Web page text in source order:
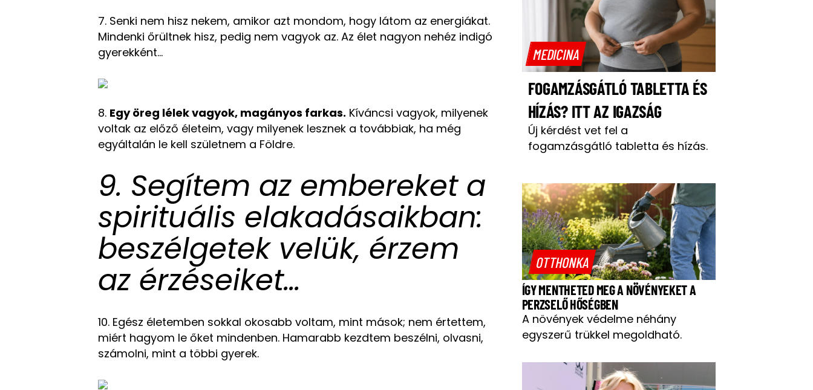
7. Senki nem hisz nekem, amikor azt mondom, hogy látom az energiákat.
Mindenki őrültnek hisz, pedig nem vagyok az. Az élet nagyon nehéz indigó
gyerekként…
8. Egy öreg lélek vagyok, magányos farkas. Kíváncsi vagyok, milyenek
voltak az előző életeim, vagy milyenek lesznek a továbbiak, ha még
egyáltalán le kell születnem a Földre.
9. Segítem az embereket a
spirituális elakadásaikban:
beszélgetek velük, érzem
az érzéseiket…
10. Egész életemben sokkal okosabb voltam, mint mások; nem értettem,
miért hagyom le őket mindenben. Hamarabb kezdtem beszélni, olvasni,
számolni, mint a többi gyerek.
MEDICINA
FOGAMZÁSGÁTLÓ TABLETTA ÉS
HÍZÁS? ITT AZ IGAZSÁG
Új kérdést vet fel a
fogamzásgátló tabletta és hízás.
OTTHONKA
ÍGY MENTHETED MEG A NÖVÉNYEKET A
PERZSELŐ HŐSÉGBEN
A növények védelme néhány
egyszerű trükkel megoldható.